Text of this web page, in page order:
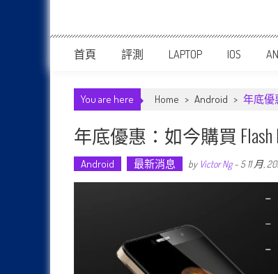
首頁 評測 LAPTOP IOS
You are here Home > Android > 年底優
年底優惠：如今購買
Android 最新消息 by Victor Ng- 5 11 月,